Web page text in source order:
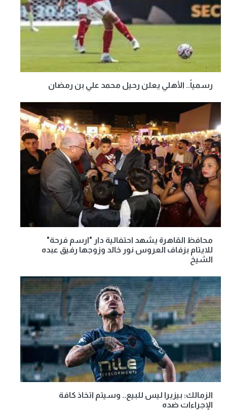
رسمياً.. الأهلي يعلن رحيل محمد علي بن رمضان
محافظ القاهرة يشهد احتفالية دار "ارسم فرحة"
للايتام بزفاف العروس نور خالد وزوجها رفيق عبده
الشيخ
الزمالك: بيزيرا ليس للبيع.. وسيتم اتخاذ كافة
الإجراءات ضده